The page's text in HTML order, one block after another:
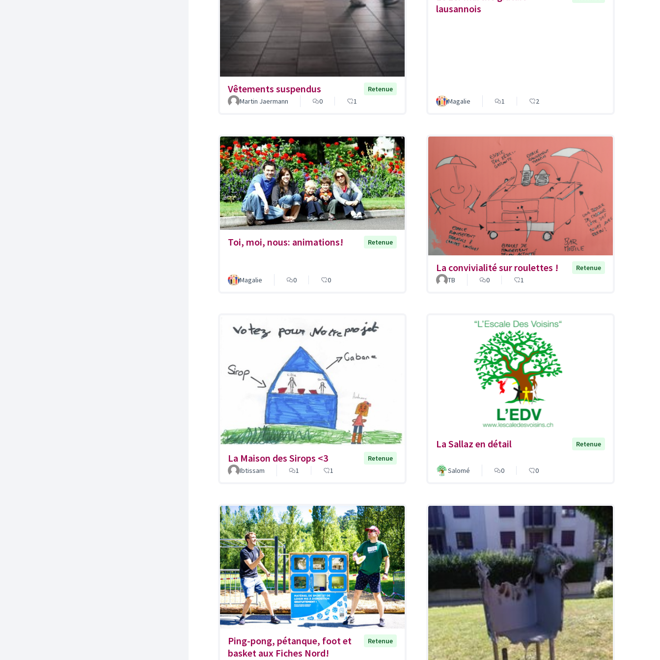
Vêtements suspendus
Retenue
Martin Jaermann
0 1
lausannois
Magalie 1 2
Toi, moi, nous: animations! Retenue
Magalie 0 0
La convivialité sur roulettes !
Retenue
TB
0 1
La Maison des Sirops <3
Retenue
Ibtissam
1 1
La Sallaz en détail Retenue
Salomé 0 0
Ping-pong, pétanque, foot et
basket aux Fiches Nord!
Retenue